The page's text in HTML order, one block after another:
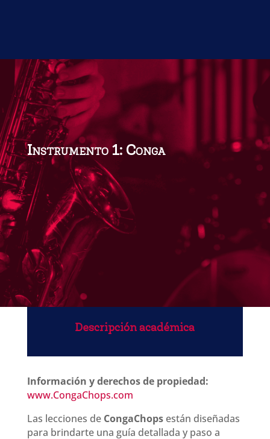
Instrumento 1: Conga
Descripción académica
Información y derechos de propiedad:
www.CongaChops.com
Las lecciones de CongaChopsestán diseñadas
para brindarte una guía detallada y paso a